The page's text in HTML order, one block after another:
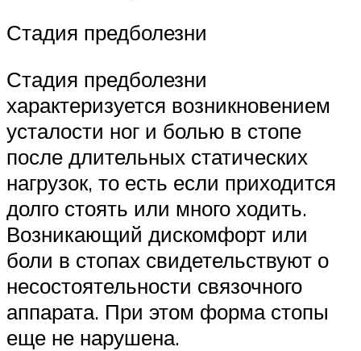
Стадия предболезни
Стадия предболезни
характеризуется возникновением
усталости ног и болью в стопе
после длительных статических
нагрузок, то есть если приходится
долго стоять или много ходить.
Возникающий дискомфорт или
боли в стопах свидетельствуют о
несостоятельности связочного
аппарата. При этом форма стопы
еще не нарушена.